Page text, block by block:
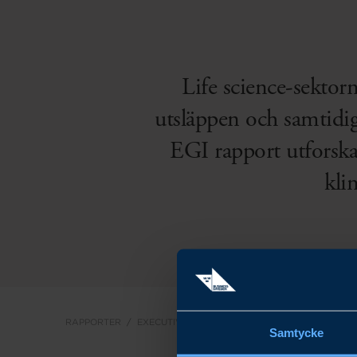
Samtycke
Life science-
utsläppen och
EGI rapport